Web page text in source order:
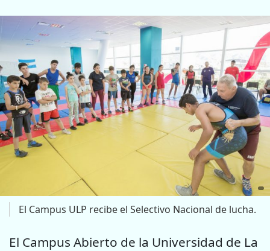
El Campus ULP recibe el Selectivo Nacional de lucha.
El Campus Abierto de la Universidad de La